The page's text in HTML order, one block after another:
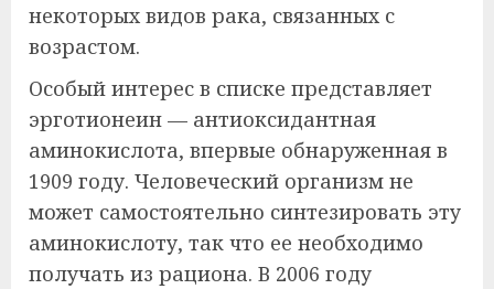
некоторых видов рака, связанных с
возрастом.
Особый интерес в списке представляет
эрготионеин — антиоксидантная
аминокислота, впервые обнаруженная в
1909 году. Человеческий организм не
может самостоятельно синтезировать эту
аминокислоту, так что ее необходимо
получать из рациона. В 2006 году